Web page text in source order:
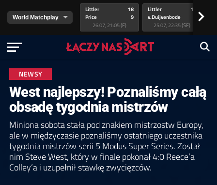
Littler
Price
18
9
26.07, 21:05 (F)
Littler
v.Duijvenbode
17
25.07, 22:35 (SF)
>
NEWSY
West najlepszy! Poznaliśmy całą
obsadę tygodnia mistrzów
Miniona sobota stała pod znakiem mistrzostw Europy,
ale w międzyczasie poznaliśmy ostatniego uczestnika
tygodnia mistrzów serii 5 Modus Super Series. Został
nim Steve West, który w finale pokonał 4:0 Reece’a
Colley’a i uzupełnił stawkę zwycięzców.